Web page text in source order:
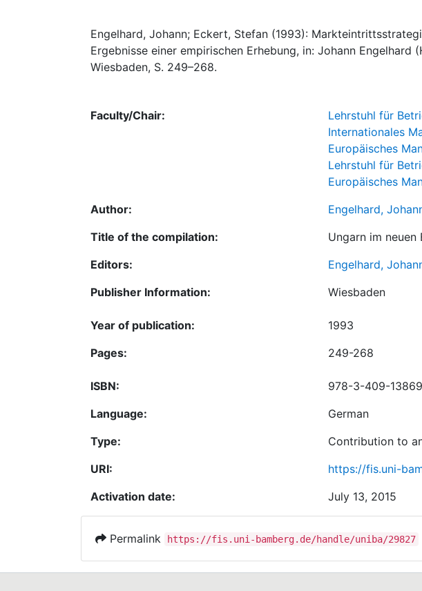
Engelhard, Johann; Eckert, Stefan (1993):
Ergebnisse einer empirischen Erhebung, in: Johann Engelhard
Wiesbaden, S. 249–268.
Faculty/Chair:
Lehrstuhl für
Internationales
Europäisches
Lehrstuhl für
Europäisches
Author:
Engelhard,
Title of the compilation:
Ungarn im neuen
Editors:
Engelhard,
Publisher Information:
Wiesbaden
Year of publication:
1993
Pages:
249-268
ISBN:
978-3-409-
Language:
German
Type:
Contribution to
URI:
https://fis.uni-
Activation date:
July 13, 2015
Permalink https://fis.uni-bamberg.de/handle/uniba/29827